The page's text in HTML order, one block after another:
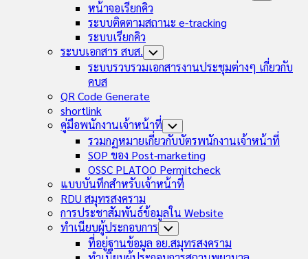
หน้าจอเรียกคิว
ระบบติดตามสถานะ e-tracking
ระบบเรียกคิว
ระบบเอกสาร สบส. Toggle
Child
Menu
ระบบรวบรวมเอกสารงานประชุมต่างๆ เกี่ยวกับ
คบส
QR Code Generate
shortlink
คู่มือพนักงานเจ้าหน้าที่ Toggle
Child
Menu
รวมกฏหมายเกี่ยวกับบัตรพนักงานเจ้าหน้าที่
SOP ของ Post-marketing
OSSC PLATOO Permitcheck
แบบบันทึกสำหรับเจ้าหน้าที่
RDU สมุทรสงคราม
การประชาสัมพันธ์ข้อมูลใน Website
ทำเนียบผู้ประกอบการ Toggle
Child
Menu
ที่อยู่ฐานข้อมูล อย.สมุทรสงคราม